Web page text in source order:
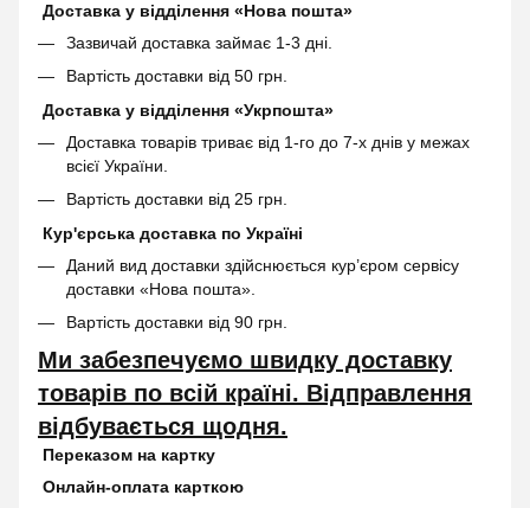
Доставка у відділення «Нова пошта»
Зазвичай доставка займає 1-3 дні.
Вартість доставки від 50 грн.
Доставка у відділення «Укрпошта»
Доставка товарів триває від 1-го до 7-х днів у межах
всієї України.
Вартість доставки від 25 грн.
Кур'єрська доставка по Україні
Даний вид доставки здійснюється кур’єром сервісу
доставки «Нова пошта».
Вартість доставки від 90 грн.
Ми забезпечуємо швидку доставку
товарів по всій країні. Відправлення
відбувається щодня.
Переказом на картку
Онлайн-оплата карткою